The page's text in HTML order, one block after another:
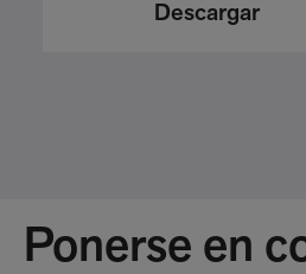
Descargar
Ponerse en